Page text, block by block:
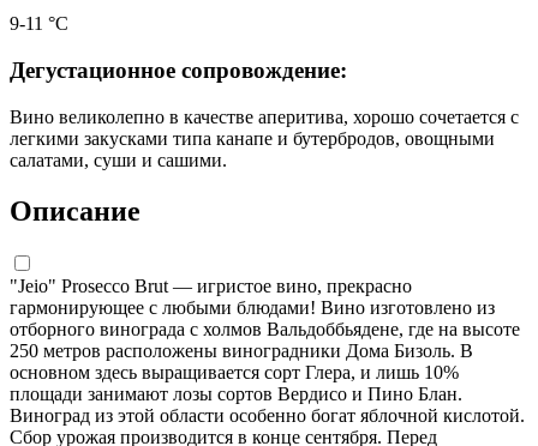
9-11 °С
Дегустационное сопровождение:
Вино великолепно в качестве аперитива, хорошо сочетается с
легкими закусками типа канапе и бутербродов, овощными
салатами, суши и сашими.
Описание
"Jeio" Prosecco Brut — игристое вино, прекрасно
гармонирующее с любыми блюдами! Вино изготовлено из
отборного винограда с холмов Вальдоббьядене, где на высоте
250 метров расположены виноградники Дома Бизоль. В
основном здесь выращивается сорт Глера, и лишь 10%
площади занимают лозы сортов Вердисо и Пино Блан.
Виноград из этой области особенно богат яблочной кислотой.
Сбор урожая производится в конце сентября. Перед